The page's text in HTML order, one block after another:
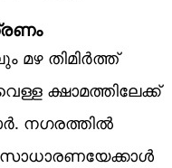
മഴ തിമിര്‍ത്ത്
ക്ഷാമത്തിലേക്ക്
നഗരത്തില്‍